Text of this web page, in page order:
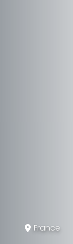
France